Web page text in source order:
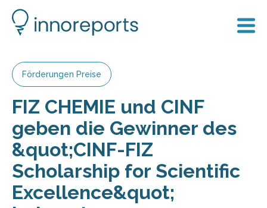
Förderungen Preise
FIZ CHEMIE und CINF
geben die Gewinner des
&quot;CINF-FIZ
Scholarship for Scientific
Excellence&quot;